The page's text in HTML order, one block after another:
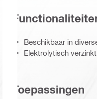
Beschikbaar in
Elektrolytisch
Toepassingen